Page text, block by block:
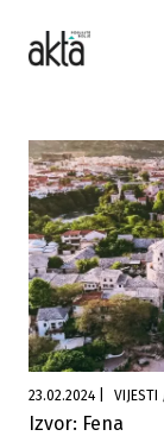
23.02.2024
Izvor: Fena